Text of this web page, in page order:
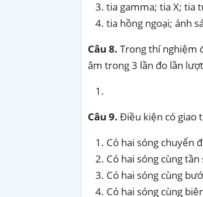
tia gamma; tia X; tia
tia hồng ngoại; ánh
Câu 8. Trong thí nghiệm
âm trong 3 lần đo lần
Câu 9. Điều kiện có giao
Có hai sóng chuyển
Có hai sóng cùng
Có hai sóng cùng
Có hai sóng cùng